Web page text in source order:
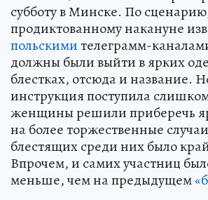
субботу в Минске. По
продиктованному накануне
польскимителеграмм-
должны были выйти в ярких
блестках, отсюда и название.
инструкция поступила
женщины решили приберечь
на более торжественные
блестящих среди них было
Впрочем, и самих участниц
меньше, чем на предыдущем